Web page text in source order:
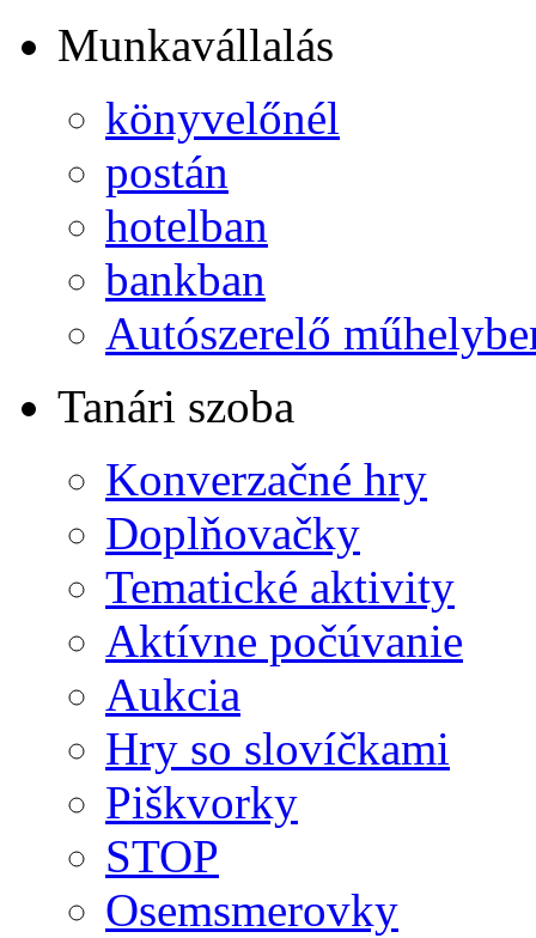
Munkavállalás
könyvelőnél
postán
hotelban
bankban
Autószerelő
Tanári szoba
Konverzačné hry
Doplňovačky
Tematické aktivity
Aktívne počúvanie
Aukcia
Hry so slovíčkami
Piškvorky
STOP
Osemsmerovky